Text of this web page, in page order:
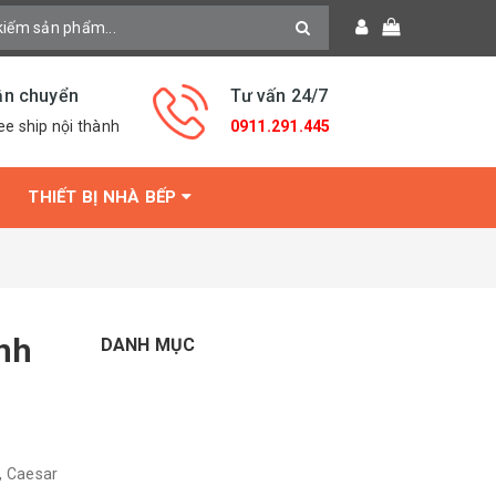
chuyển
ship nội thành
Tư vấn 24/7
0911.291.445
THIẾT BỊ NHÀ BẾP
Caesar
DANH MỤC